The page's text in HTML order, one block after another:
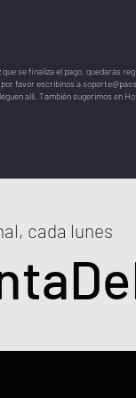
que se finaliza el pago, quedarás
por favor escribinos a
allí. También sugerimos en
cada lunes